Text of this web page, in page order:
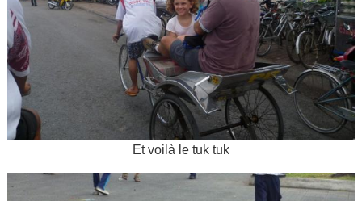
Et voilà le tuk tuk